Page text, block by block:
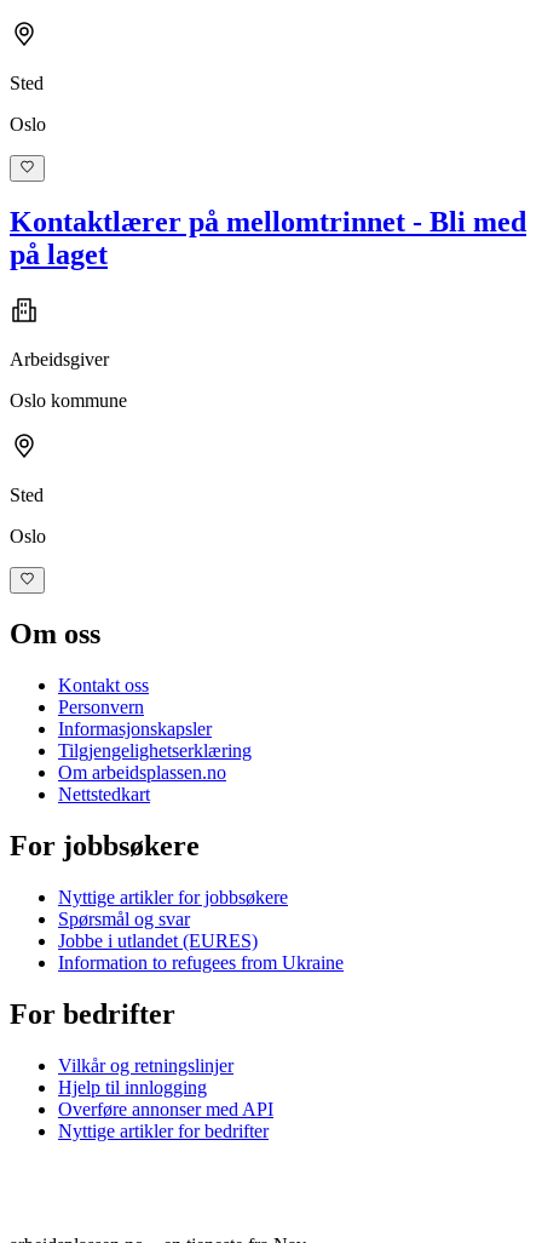
Sted
Oslo
Kontaktlærer på mellomtrinnet - Bli med
på laget
Arbeidsgiver
Oslo kommune
Sted
Oslo
Om oss
Kontakt oss
Personvern
Informasjonskapsler
Tilgjengelighetserklæring
Om arbeidsplassen.no
Nettstedkart
For jobbsøkere
Nyttige artikler for jobbsøkere
Spørsmål og svar
Jobbe i utlandet (EURES)
Information to refugees from Ukraine
For bedrifter
Vilkår og retningslinjer
Hjelp til innlogging
Overføre annonser med API
Nyttige artikler for bedrifter